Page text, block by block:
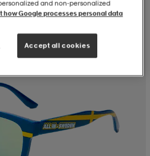
and non‑personalized
how Google processes personal data
Accept all cookies